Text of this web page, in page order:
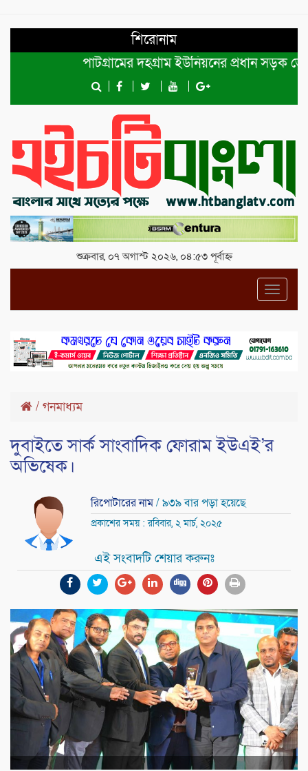
শিরোনাম
পাটগ্রামের দহগ্রাম ইউনিয়নের প্রধান সড়ক ভেঙ্গে
শুক্রবার, ০৭ অগাস্ট ২০২৬, ০৪:৫৩ পূর্বাহ্ন
/ গনমাধ্যম
দুবাইতে সার্ক সাংবাদিক ফোরাম ইউএই’র
অভিষেক।
রিপোটারের নাম/ ৯৩৯ বার পড়া হয়েছে
প্রকাশের সময় : রবিবার, ২ মার্চ, ২০২৫
এই সংবাদটি শেয়ার করুনঃ